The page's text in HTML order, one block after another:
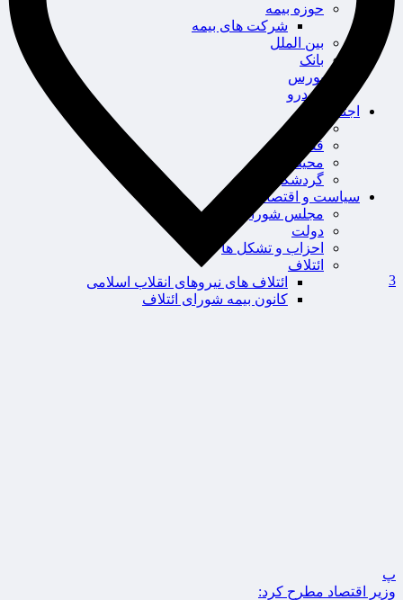
حوزه بیمه
شرکت های بیمه
بین الملل
بانک
بورس
خودرو
اجتماعی
سلامت
قضایی
محیط زیست
گردشگری
سیاست و اقتصاد
مجلس شورای اسلامی
دولت
احزاب و تشکل ها
ائتلاف
ائتلاف های نیروهای انقلاب اسلامی
کانون بیمه شورای ائتلاف
3
پ
وزیر اقتصاد مطرح کرد: